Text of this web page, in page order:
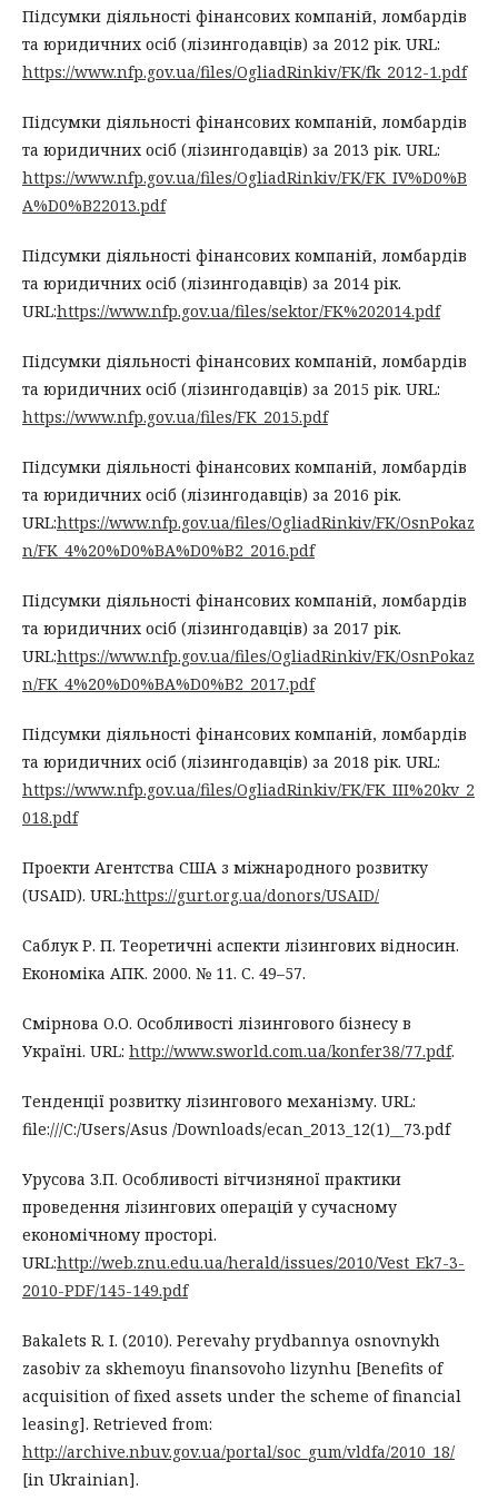
Підсумки діяльності фінансових компаній, ломбардів
та юридичних осіб (лізингодавців) за 2012 рік. URL:
https://www.nfp.gov.ua/files/OgliadRinkiv/FK/fk_2012-1.pdf
Підсумки діяльності фінансових компаній, ломбардів
та юридичних осіб (лізингодавців) за 2013 рік. URL:
https://www.nfp.gov.ua/files/OgliadRinkiv/FK/FK_IV%D0%B
A%D0%B22013.pdf
Підсумки діяльності фінансових компаній, ломбардів
та юридичних осіб (лізингодавців) за 2014 рік.
URL:https://www.nfp.gov.ua/files/sektor/FK%202014.pdf
Підсумки діяльності фінансових компаній, ломбардів
та юридичних осіб (лізингодавців) за 2015 рік. URL:
https://www.nfp.gov.ua/files/FK_2015.pdf
Підсумки діяльності фінансових компаній, ломбардів
та юридичних осіб (лізингодавців) за 2016 рік.
URL:https://www.nfp.gov.ua/files/OgliadRinkiv/FK/OsnPokaz
n/FK_4%20%D0%BA%D0%B2_2016.pdf
Підсумки діяльності фінансових компаній, ломбардів
та юридичних осіб (лізингодавців) за 2017 рік.
URL:https://www.nfp.gov.ua/files/OgliadRinkiv/FK/OsnPokaz
n/FK_4%20%D0%BA%D0%B2_2017.pdf
Підсумки діяльності фінансових компаній, ломбардів
та юридичних осіб (лізингодавців) за 2018 рік. URL:
https://www.nfp.gov.ua/files/OgliadRinkiv/FK/FK_III%20kv_2
018.pdf
Проекти Агентства США з міжнародного розвитку
(USAID). URL:https://gurt.org.ua/donors/USAID/
Саблук Р. П. Теоретичні аспекти лізингових відносин.
Економіка АПК. 2000. № 11. С. 49–57.
Смірнова О.О. Особливості лізингового бізнесу в
Україні. URL: http://www.sworld.com.ua/konfer38/77.pdf.
Тенденції розвитку лізингового механізму. URL:
file:///C:/Users/Asus /Downloads/ecan_2013_12(1)__73.pdf
Урусова З.П. Особливості вітчизняної практики
проведення лізингових операцій у сучасному
економічному просторі.
URL:http://web.znu.edu.ua/herald/issues/2010/Vest_Ek7-3-
2010-PDF/145-149.pdf
Bakalets R. I. (2010). Perevahy prydbannya osnovnykh
zasobiv za skhemoyu finansovoho lizynhu [Benefits of
acquisition of fixed assets under the scheme of financial
leasing]. Retrieved from:
http://archive.nbuv.gov.ua/portal/soc_gum/vldfa/2010_18/
[in Ukrainian].